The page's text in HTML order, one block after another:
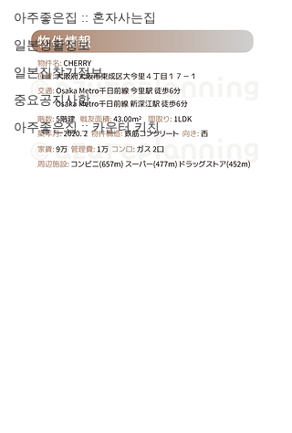
아주좋은집 :: 혼자사는집
일본생활정보
일본집찾기정보
중요공지사항
아주좋은집 :: 카운터 키친